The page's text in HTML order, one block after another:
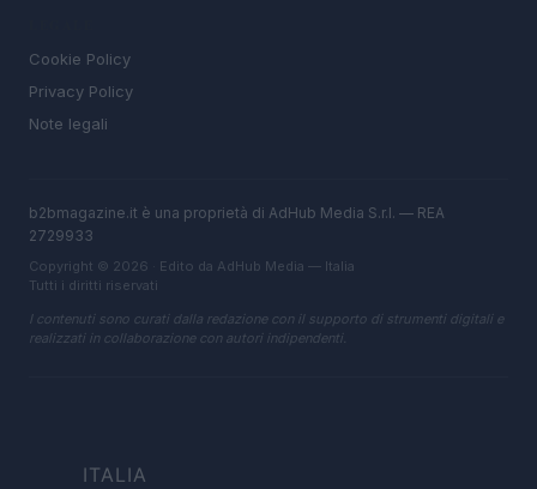
Cookie Policy
Privacy Policy
Note legali
b2bmagazine.it è una proprietà di AdHub Media S.r.l. — REA
2729933
Copyright © 2026 · Edito da AdHub Media — Italia
Tutti i diritti riservati
I contenuti sono curati dalla redazione con il supporto di strumenti digitali e
realizzati in collaborazione con autori indipendenti.
ITALIA